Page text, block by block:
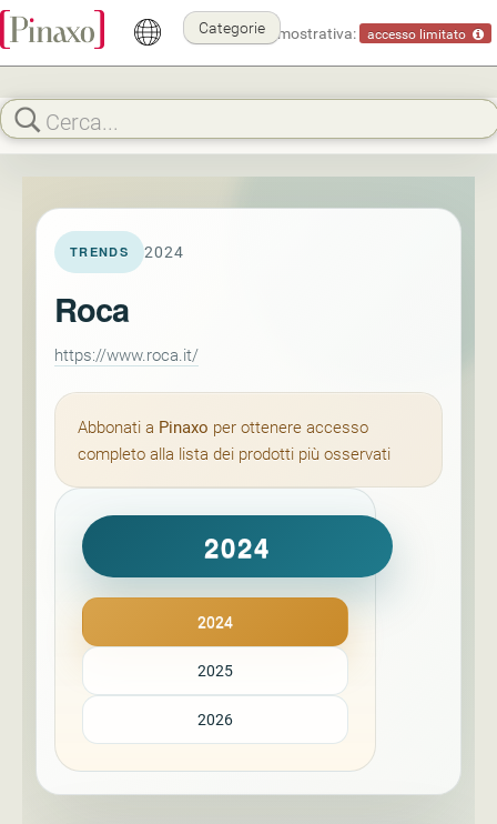
Modalità dimostrativa: accesso limitato
Categorie
TRENDS 2024
Roca
https://www.roca.it/
Abbonati a Pinaxo per ottenere accesso
completo alla lista dei prodotti più osservati
2024
2024
2025
2026